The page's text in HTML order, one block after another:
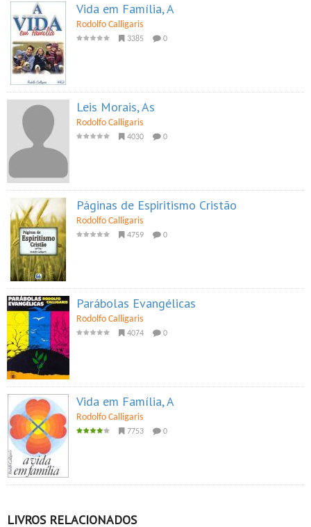
Vida em Família, A
Rodolfo Calligaris
3385 0
Leis Morais, As
Rodolfo Calligaris
4030 0
Páginas de Espiritismo Cristão
Rodolfo Calligaris
4759 0
Parábolas Evangélicas
Rodolfo Calligaris
4074 0
Vida em Família, A
Rodolfo Calligaris
7753 0
LIVROS RELACIONADOS